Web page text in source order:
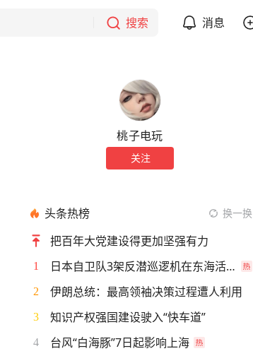
搜索 消息
桃子电玩
关注
头条热榜 换一换
把百年大党建设得更加坚强有力
1 日本自卫队3架反潜巡逻机在东海活动
2 伊朗总统：最高领袖决策过程遭人利用
3 知识产权强国建设驶入“快车道”
4 台风“白海豚”7日起影响上海